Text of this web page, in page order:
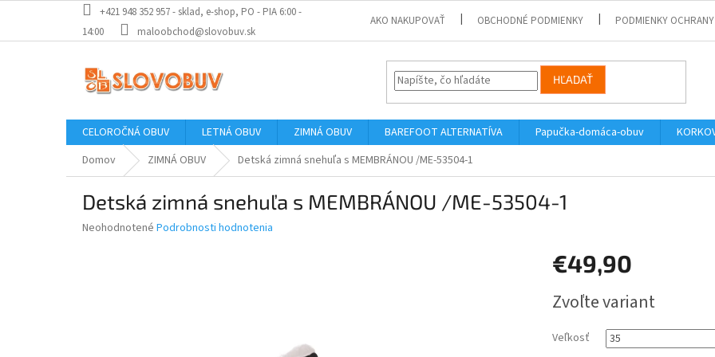
obsah
+421 948 352 957 - sklad, e-shop, PO - PIA 6:00 -
14:00
maloobchod@slovobuv.sk
AKO NAKUPOVAŤ OBCHODNÉ PODMIENKY PODMIENKY OCHRANY
HĽADAŤ
CELOROČNÁ OBUV LETNÁ OBUV ZIMNÁ OBUV BAREFOOT ALTERNATÍVA Papučka-domáca-obuv
Domov
ZIMNÁ OBUV Detská zimná snehuľa s MEMBRÁNOU /ME-53504-1
Detská zimná snehuľa s MEMBRÁNOU /ME-53504-1
Priemerné
Neohodnotené Podrobnosti hodnotenia
€49,90
cena:
Zvoľte variant
Veľkosť